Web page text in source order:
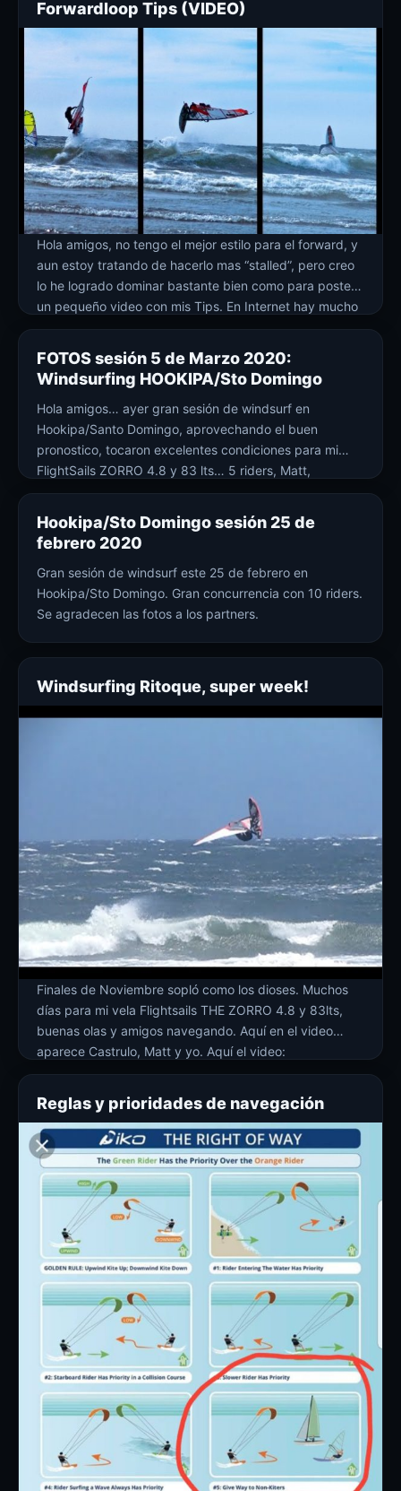
videos de hawaii y […]
Forwardloop Tips (VIDEO)
Hola amigos, no tengo el mejor estilo para el forward, y
aun estoy tratando de hacerlo mas “stalled”, pero creo
lo he logrado dominar bastante bien como para postear
un pequeño video con mis Tips. En Internet hay mucho
material de videos instruccionales para el forward
FOTOS sesión 5 de Marzo 2020:
Windsurfing HOOKIPA/Sto Domingo
Hola amigos… ayer gran sesión de windsurf en
Hookipa/Santo Domingo, aprovechando el buen
pronostico, tocaron excelentes condiciones para mi
FlightSails ZORRO 4.8 y 83 lts… 5 riders, Matt,
Francisco, Rodrigo, Adrian y yo. Larga vuelta eso si, ya
Hookipa/Sto Domingo sesión 25 de
febrero 2020
Gran sesión de windsurf este 25 de febrero en
Hookipa/Sto Domingo. Gran concurrencia con 10 riders.
Se agradecen las fotos a los partners.
Windsurfing Ritoque, super week!
Finales de Noviembre sopló como los dioses. Muchos
días para mi vela Flightsails THE ZORRO 4.8 y 83lts,
buenas olas y amigos navegando. Aquí en el video
aparece Castrulo, Matt y yo. Aquí el video:
Reglas y prioridades de navegación